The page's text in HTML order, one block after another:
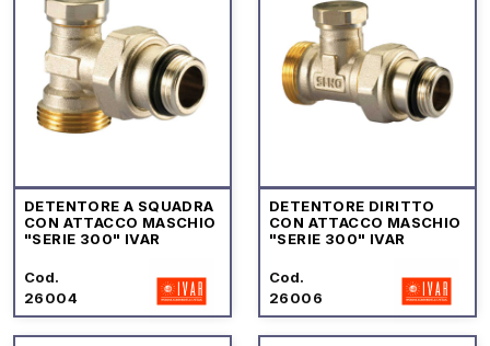
DETENTORE A SQUADRA
CON ATTACCO MASCHIO
"SERIE 300" IVAR
Cod.
26004
DETENTORE DIRITTO
CON ATTACCO MASCHIO
"SERIE 300" IVAR
Cod.
26006